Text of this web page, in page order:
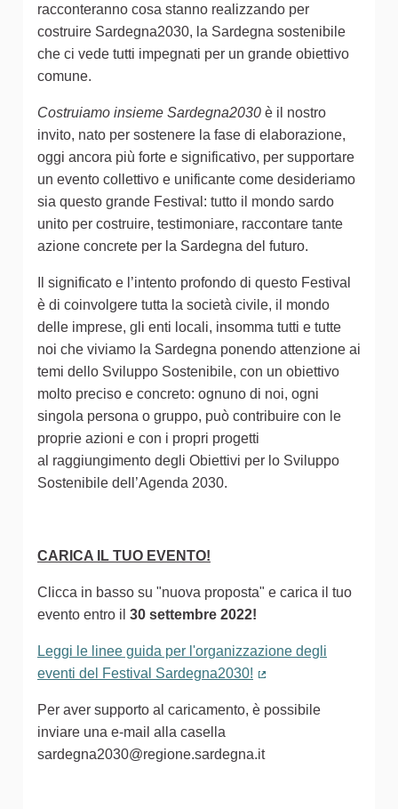
racconteranno cosa stanno realizzando per
costruire Sardegna2030, la Sardegna sostenibile
che ci vede tutti impegnati per un grande obiettivo
comune.
Costruiamo insieme Sardegna2030 è il nostro
invito, nato per sostenere la fase di elaborazione,
oggi ancora più forte e significativo, per supportare
un evento collettivo e unificante come desideriamo
sia questo grande Festival: tutto il mondo sardo
unito per costruire, testimoniare, raccontare tante
azione concrete per la Sardegna del futuro.
Il significato e l’intento profondo di questo Festival
è di coinvolgere tutta la società civile, il mondo
delle imprese, gli enti locali, insomma tutti e tutte
noi che viviamo la Sardegna ponendo attenzione ai
temi dello Sviluppo Sostenibile, con un obiettivo
molto preciso e concreto: ognuno di noi, ogni
singola persona o gruppo, può contribuire con le
proprie azioni e con i propri progetti
al raggiungimento degli Obiettivi per lo Sviluppo
Sostenibile dell’Agenda 2030.
CARICA IL TUO EVENTO!
Clicca in basso su "nuova proposta" e carica il tuo
evento entro il 30 settembre 2022!
Leggi le linee guida per l'organizzazione degli
eventi del Festival Sardegna2030!
Per aver supporto al caricamento, è possibile
inviare una e-mail alla casella
sardegna2030@regione.sardegna.it